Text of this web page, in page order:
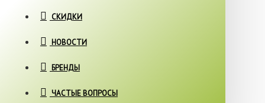
СКИДКИ
НОВОСТИ
БРЕНДЫ
ЧАСТЫЕ ВОПРОСЫ